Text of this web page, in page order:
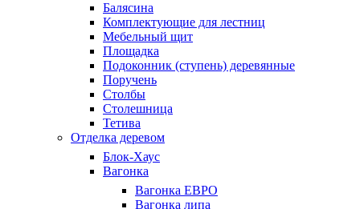
Балясина
Комплектующие для лестниц
Мебельный щит
Площадка
Подоконник (ступень) деревянные
Поручень
Столбы
Столешница
Тетива
Отделка деревом
Блок-Хаус
Вагонка
Вагонка ЕВРО
Вагонка липа